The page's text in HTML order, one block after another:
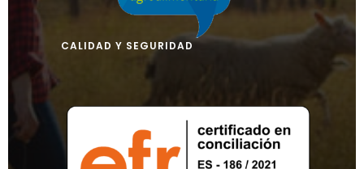
CALIDAD Y SEGURIDAD